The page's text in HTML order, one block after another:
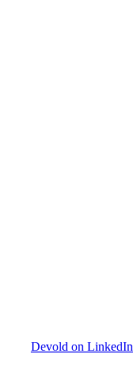
Devold on LinkedIn